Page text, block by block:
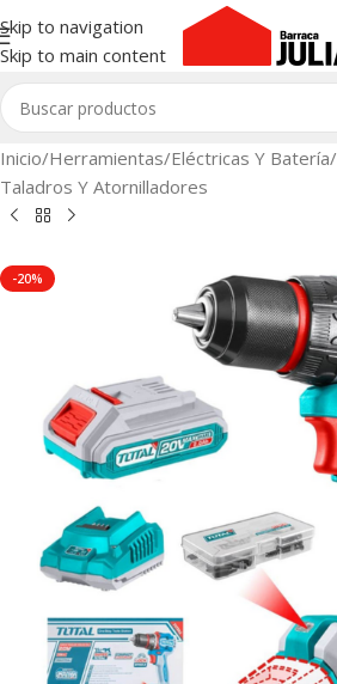
Skip to navigation
Skip to main content
Inicio/Herramientas/Eléctricas Y Batería/
Taladros Y Atornilladores
-20%